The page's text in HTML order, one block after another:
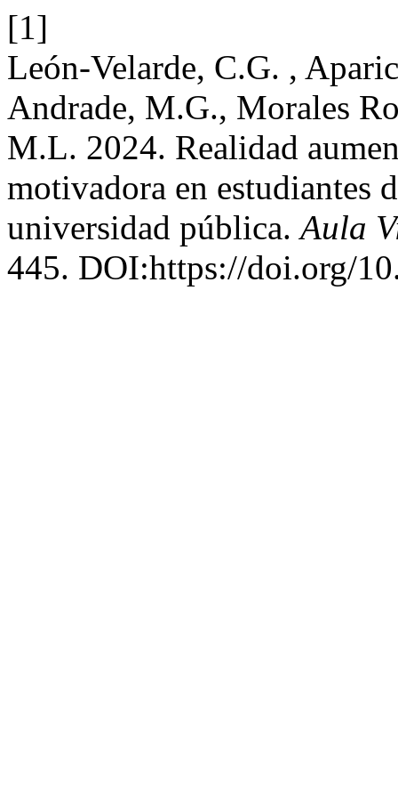
[1]
León-Velarde, C.G. ,
Andrade, M.G., Morales
M.L. 2024. Realidad
motivadora en estudiantes
universidad pública.Aula
445. DOI:https://doi.org/